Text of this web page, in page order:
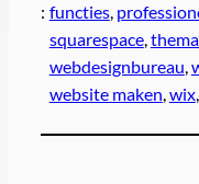
: functies,
squarespace,
webdesignbureau,
website maken, wix,